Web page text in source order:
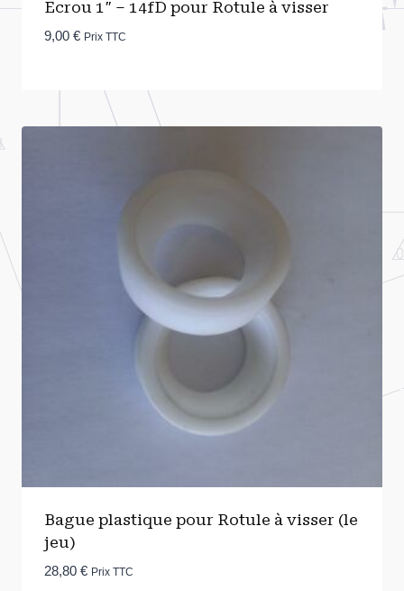
Ecrou 1″ – 14fD pour Rotule à visser
9,00 € Prix TTC
Bague plastique pour Rotule à visser (le
jeu)
28,80 € Prix TTC